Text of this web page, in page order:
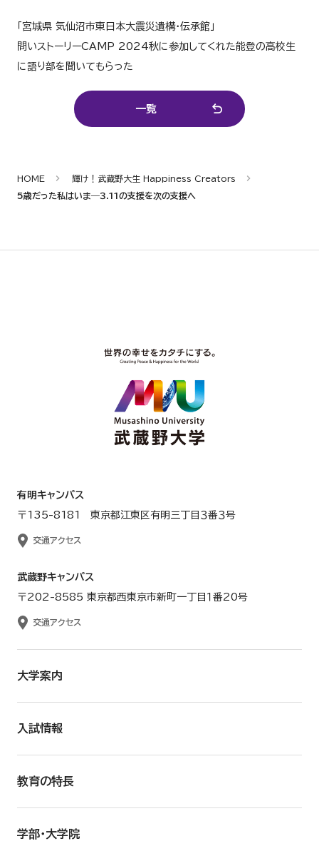
「宮城県 気仙沼市東日本大震災遺構・伝承館」
問いストーリーCAMP 2024秋に参加してくれた能登の高校生
に語り部を聞いてもらった
一覧
HOME
輝け！武蔵野大生 Happiness Creators
5歳だった私はいま―３.11の支援を次の支援へ
有明キャンパス
〒135-8181 東京都江東区有明三丁目３番３号
交通アクセス
武蔵野キャンパス
〒202-8585 東京都西東京市新町一丁目１番20号
交通アクセス
大学案内
入試情報
教育の特長
学部・大学院